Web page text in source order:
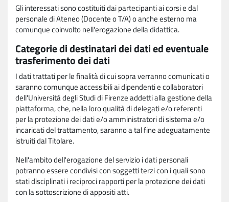
Gli interessati sono costituiti dai partecipanti ai corsi e dal
personale di Ateneo (Docente o T/A) o anche esterno ma
comunque coinvolto nell'erogazione della didattica.
Categorie di destinatari dei dati ed eventuale
trasferimento dei dati
I dati trattati per le finalità di cui sopra verranno comunicati o
saranno comunque accessibili ai dipendenti e collaboratori
dell'Università degli Studi di Firenze addetti alla gestione della
piattaforma, che, nella loro qualità di delegati e/o referenti
per la protezione dei dati e/o amministratori di sistema e/o
incaricati del trattamento, saranno a tal fine adeguatamente
istruiti dal Titolare.
Nell'ambito dell'erogazione del servizio i dati personali
potranno essere condivisi con soggetti terzi con i quali sono
stati disciplinati i reciproci rapporti per la protezione dei dati
con la sottoscrizione di appositi atti.